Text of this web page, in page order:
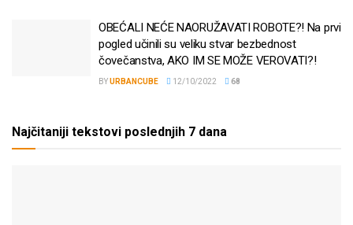
OBEĆALI NEĆE NAORUŽAVATI ROBOTE?! Na prvi
pogled učinili su veliku stvar bezbednost
čovečanstva, AKO IM SE MOŽE VEROVATI?!
BYURBANCUBE 12/10/2022 68
Najčitaniji tekstovi poslednjih 7 dana